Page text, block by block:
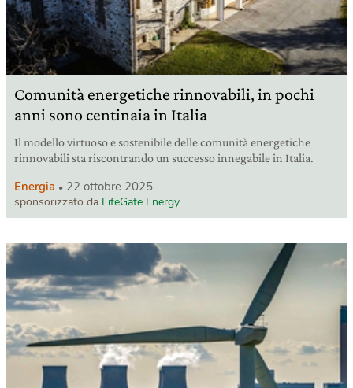
Comunità energetiche rinnovabili, in pochi
anni sono centinaia in Italia
Il modello virtuoso e sostenibile delle comunità energetiche
rinnovabili sta riscontrando un successo innegabile in Italia.
Energia 22 ottobre 2025
sponsorizzato da LifeGate Energy